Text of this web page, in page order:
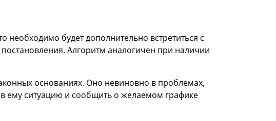
необходимо будет дополнительно встретиться с
Алгоритм аналогичен при наличии
основаниях. Оно невиновно в проблемах,
ему ситуацию и сообщить о желаемом графике